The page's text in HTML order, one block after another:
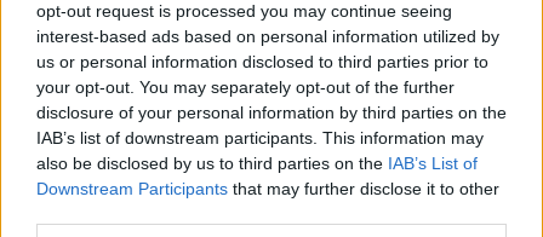
opt-out request is processed you may continue seeing
interest-based ads based on personal information utilized by
us or personal information disclosed to third parties prior to
your opt-out. You may separately opt-out of the further
disclosure of your personal information by third parties on the
IAB’s list of downstream participants. This information may
also be disclosed by us to third parties on the IAB’s List of
Downstream Participants that may further disclose it to other
Klatscht 0
Besucher
Vorheriger Artikel
„Ich verbringe etwa
zwei Stunden am Tag
mit Duschen und
Wundversorgung“ –
So überlebte Jordi
Nächster Artikel
„Ich fühle mich
bereits zu 100 %
erholt“ – João Almeida
bereit für die Vuelta
und die Jagd nach